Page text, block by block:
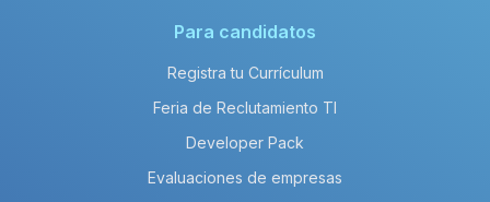
Para candidatos
Registra tu Currículum
Feria de Reclutamiento TI
Developer Pack
Evaluaciones de empresas